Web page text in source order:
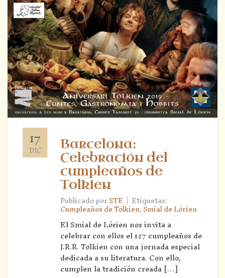
17
DIC
Barcelona:
Celebración del
cumpleaños de
Tolkien
Publicado porSTE | Etiquetas:
Cumpleaños de Tolkien,Smial de Lórien
El Smial de Lórien nos invita a
celebrar con ellos el 127 cumpleaños de
J.R.R. Tolkien con una jornada especial
dedicada a su literatura. Con ello,
cumplen la tradición creada […]